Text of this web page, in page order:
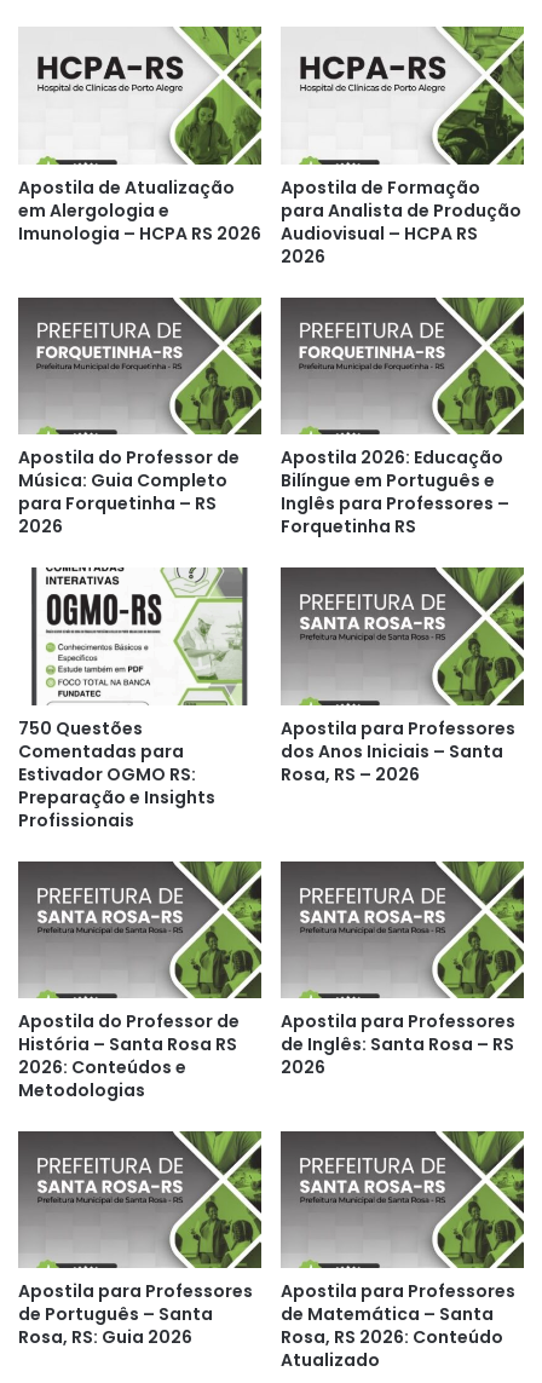
Apostila de Atualização
em Alergologia e
Imunologia – HCPA RS 2026
Apostila de Formação
para Analista de Produção
Audiovisual – HCPA RS
2026
Apostila do Professor de
Música: Guia Completo
para Forquetinha – RS
2026
Apostila 2026: Educação
Bilíngue em Português e
Inglês para Professores –
Forquetinha RS
750 Questões
Comentadas para
Estivador OGMO RS:
Preparação e Insights
Profissionais
Apostila para Professores
dos Anos Iniciais – Santa
Rosa, RS – 2026
Apostila do Professor de
História – Santa Rosa RS
2026: Conteúdos e
Metodologias
Apostila para Professores
de Inglês: Santa Rosa – RS
2026
Apostila para Professores
de Português – Santa
Rosa, RS: Guia 2026
Apostila para Professores
de Matemática – Santa
Rosa, RS 2026: Conteúdo
Atualizado